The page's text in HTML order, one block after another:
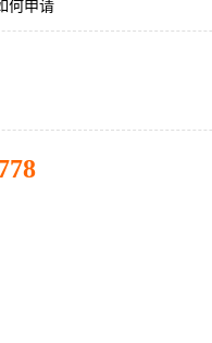
何申请